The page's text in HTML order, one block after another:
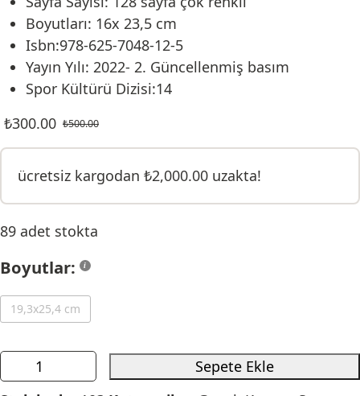
Boyutları: 16x 23,5 cm
Isbn:978-625-7048-12-5
Yayın Yılı: 2022- 2. Güncellenmiş basım
Spor Kültürü Dizisi:14
₺500.00
₺300.00
ücretsiz kargodan ₺2,000.00 uzakta!
89 adet stokta
Boyutlar:
19,3x25,4 cm
Sepete Ekle